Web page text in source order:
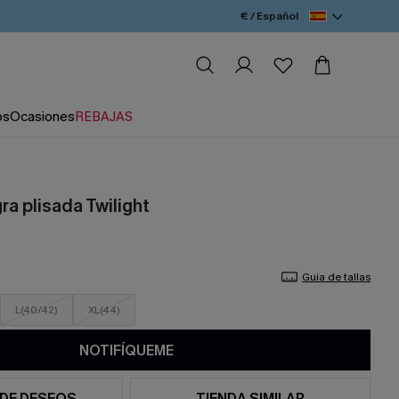
€ / Español
OcasionesREBAJAS
plisada Twilight
Guía de tallas
L(40/42) XL(44)
NOTIFÍQUEME